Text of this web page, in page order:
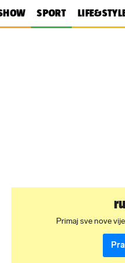
SPORT
Primaj sve nove